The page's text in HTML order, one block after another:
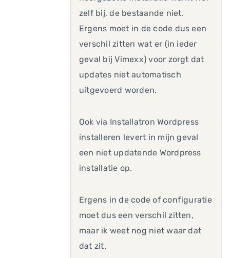
zelf bij, de bestaande niet.
Ergens moet in de code dus een
verschil zitten wat er (in ieder
geval bij Vimexx) voor zorgt dat
updates niet automatisch
uitgevoerd worden.
Ook via Installatron Wordpress
installeren levert in mijn geval
een niet updatende Wordpress
installatie op.
Ergens in de code of configuratie
moet dus een verschil zitten,
maar ik weet nog niet waar dat
dat zit.